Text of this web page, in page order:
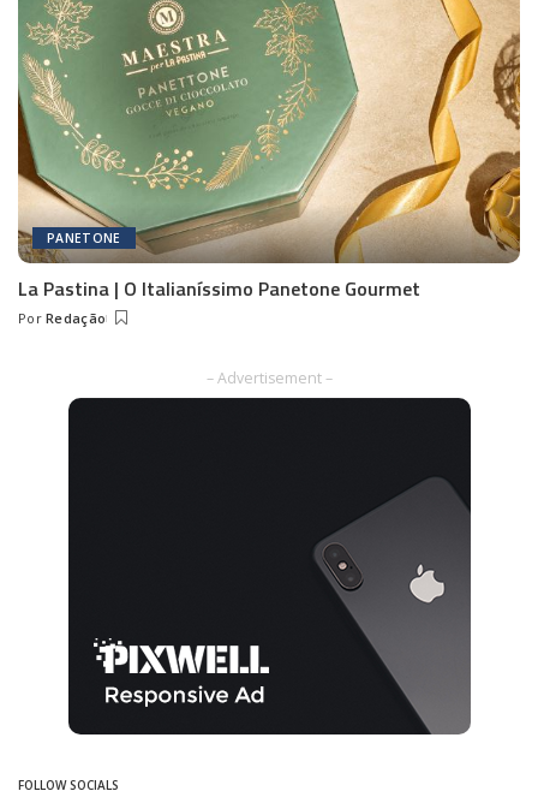
PANETONE
La Pastina | O Italianíssimo Panetone Gourmet
Posted
Por Redação
– Advertisement –
FOLLOW SOCIALS